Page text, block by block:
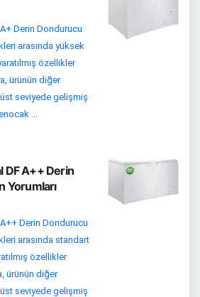
Derin Dondurucu
arasında yüksek
özellikler
ürünün diğer
seviyede gelişmiş
...
DF A++ Derin
Yorumları
Derin Dondurucu
arasında standart
özellikler
ürünün diğer
seviyede gelişmiş